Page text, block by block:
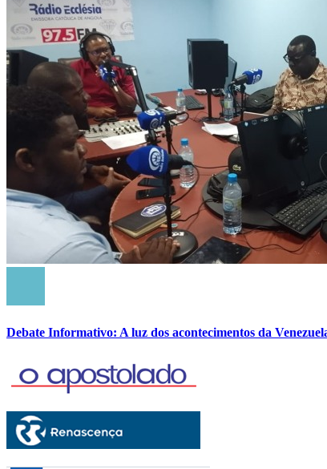
Debate Informativo: A luz dos acontecimentos da